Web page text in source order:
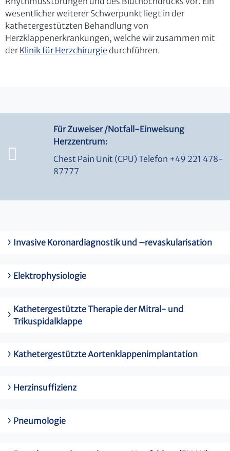
wesentlicher weiterer Schwerpunkt liegt in der
kathetergestützten Behandlung von
Herzklappenerkrankungen, welche wir zusammen mit
derKlinik für Herzchirurgie durchführen.
Für Zuweiser /Notfall-Einweisung
Herzzentrum:
Chest Pain Unit (CPU) Telefon +49 221 478-
87777
Invasive Koronardiagnostik und –revaskularisation
Elektrophysiologie
Kathetergestützte Therapie der Mitral- und
Trikuspidalklappe
Kathetergestützte Aortenklappenimplantation
Herzinsuffizienz
Pneumologie